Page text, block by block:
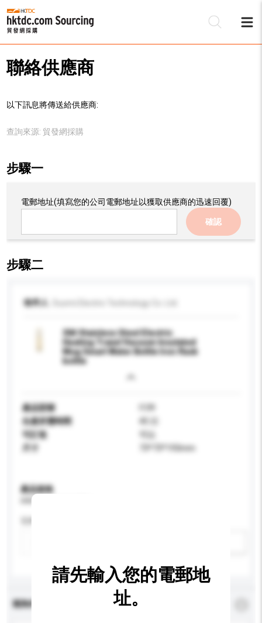
聯絡供應商
以下訊息將傳送給供應商:
查詢來源: 貿發網採購
步驟一
電郵地址(填寫您的公司電郵地址以獲取供應商的迅速回覆)
確認
步驟二
收件人
304 Stainless Steel Electric
Heating Travel Vacuum Insulated
Mug Smart Water Bottle Iron flask
bottle
產品型號
生產所需時間
45 日
可訂造
可以
73*73*193mm
產品規格
查詢內容
請先輸入您的電郵地
址。